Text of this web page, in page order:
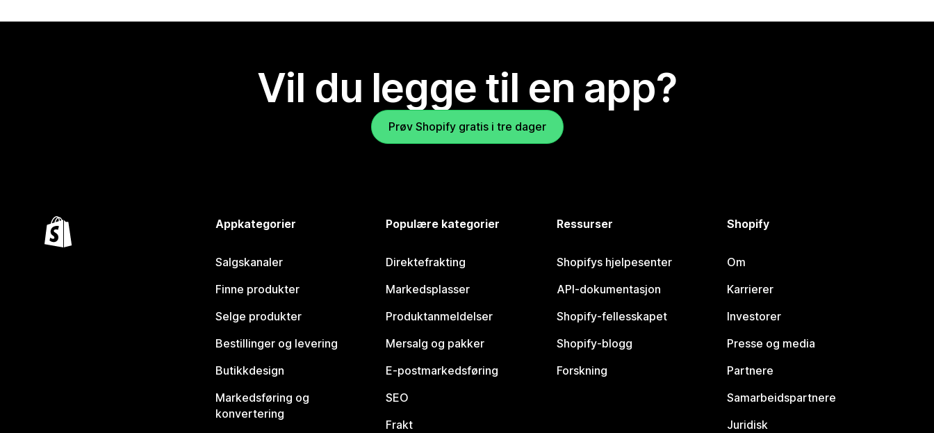
Vil du legge til en app?
Prøv Shopify gratis i tre dager
Appkategorier
Salgskanaler
Finne produkter
Selge produkter
Bestillinger og levering
Butikkdesign
Markedsføring og
konvertering
Populære kategorier
Direktefrakting
Markedsplasser
Produktanmeldelser
Mersalg og pakker
E-postmarkedsføring
SEO
Frakt
Ressurser
Shopifys hjelpesenter
API-dokumentasjon
Shopify-fellesskapet
Shopify-blogg
Forskning
Shopify
Om
Karrierer
Investorer
Presse og media
Partnere
Samarbeidspartnere
Juridisk